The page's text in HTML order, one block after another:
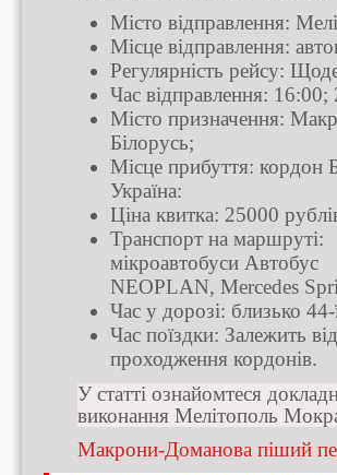
Місто відправлення:
Місце відправлення:
Регулярність рейсу:
Час відправлення: 16:00;
Місто призначення:
Білорусь;
Місце прибуття: кордон
Україна:
Ціна квитка: 25000
Транспорт на маршруті:
мікроавтобуси Автобус
NEOPLAN, Mercedes
Час у дорозі: близько
Час поїздки: Залежить від
проходження кордонів.
У статті ознайомтеся
виконання Мелітополь
Макрони-Доманова піший